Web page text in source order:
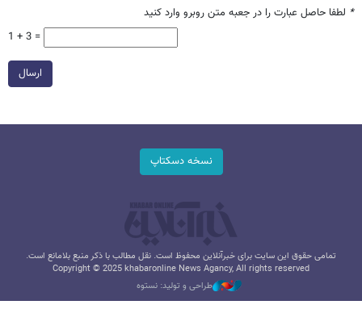
* لطفا حاصل عبارت را در جعبه متن روبرو وارد کنید
1 + 3 =
ارسال
نسخه دسکتاپ
تمامی حقوق این سایت برای خبرآنلاین محفوظ است. نقل مطالب با ذکر منبع بلامانع است.
Copyright © 2025 khabaronline News Agancy, All rights reserved
طراحی و تولید: نستوه